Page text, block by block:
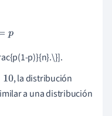
= p
p)}{n}.\}].
, la distribución
a una distribución